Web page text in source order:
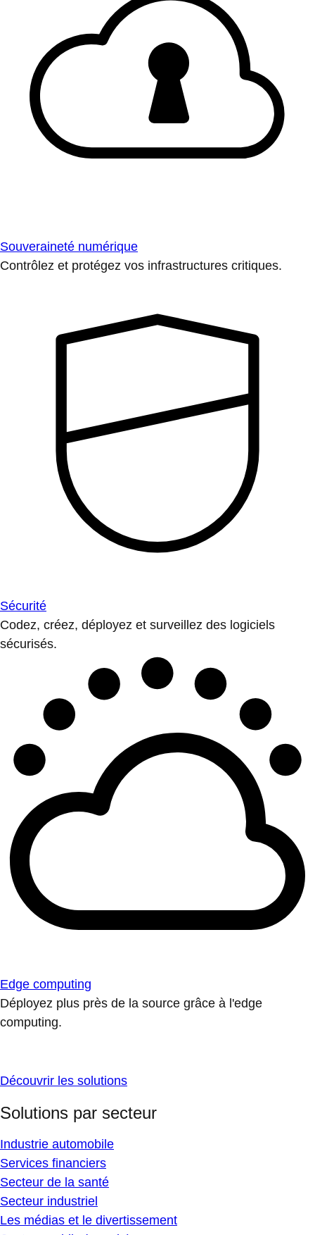
Souveraineté numérique
Contrôlez et protégez vos infrastructures critiques.
Sécurité
Codez, créez, déployez et surveillez des logiciels
sécurisés.
Edge computing
Déployez plus près de la source grâce à l'edge
computing.
Découvrir les solutions
Solutions par secteur
Industrie automobile
Services financiers
Secteur de la santé
Secteur industriel
Les médias et le divertissement